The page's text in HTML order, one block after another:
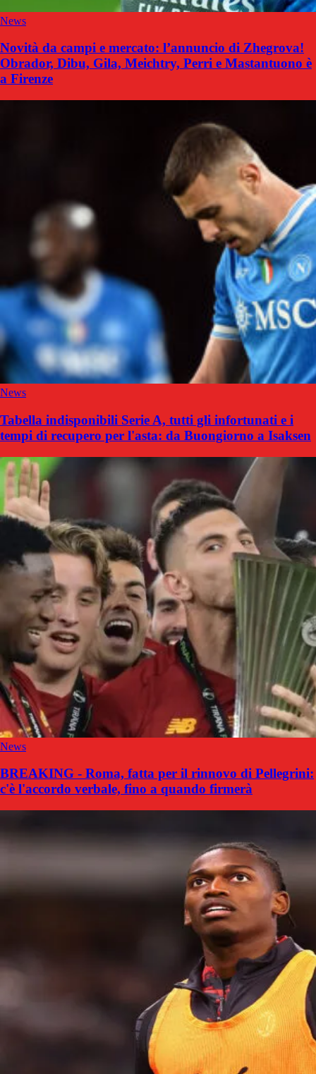
News
Novità da campi e mercato: l’annuncio di Zhegrova!
Obrador, Dibu, Gila, Meichtry, Perri e Mastantuono è
a Firenze
News
Tabella indisponibili Serie A, tutti gli infortunati e i
tempi di recupero per l'asta: da Buongiorno a Isaksen
News
BREAKING - Roma, fatta per il rinnovo di Pellegrini:
c'è l'accordo verbale, fino a quando firmerà